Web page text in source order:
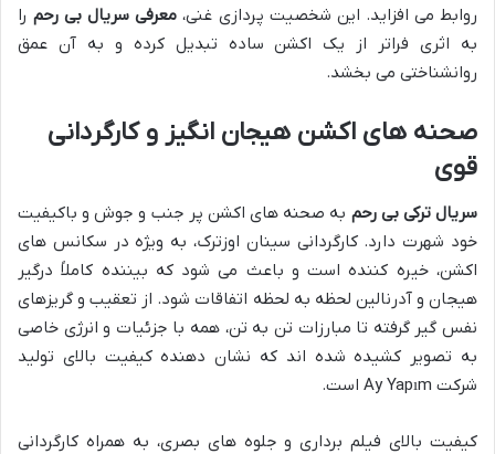
روابط می افزاید. این شخصیت پردازی غنی، معرفی سریال بی رحمرا
به اثری فراتر از یک اکشن ساده تبدیل کرده و به آن عمق
روانشناختی می بخشد.
صحنه های اکشن هیجان انگیز و کارگردانی
قوی
سریال ترکی بی رحم به صحنه های اکشن پر جنب و جوش و باکیفیت
خود شهرت دارد. کارگردانی سینان اوزترک، به ویژه در سکانس های
اکشن، خیره کننده است و باعث می شود که بیننده کاملاً درگیر
هیجان و آدرنالین لحظه به لحظه اتفاقات شود. از تعقیب و گریزهای
نفس گیر گرفته تا مبارزات تن به تن، همه با جزئیات و انرژی خاصی
به تصویر کشیده شده اند که نشان دهنده کیفیت بالای تولید
شرکت Ay Yapım است.
کیفیت بالای فیلم برداری و جلوه های بصری، به همراه کارگردانی